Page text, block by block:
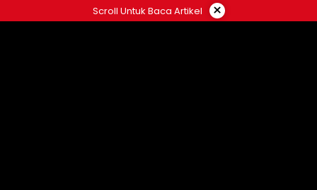
ke
Scroll Untuk Baca Artikel ×